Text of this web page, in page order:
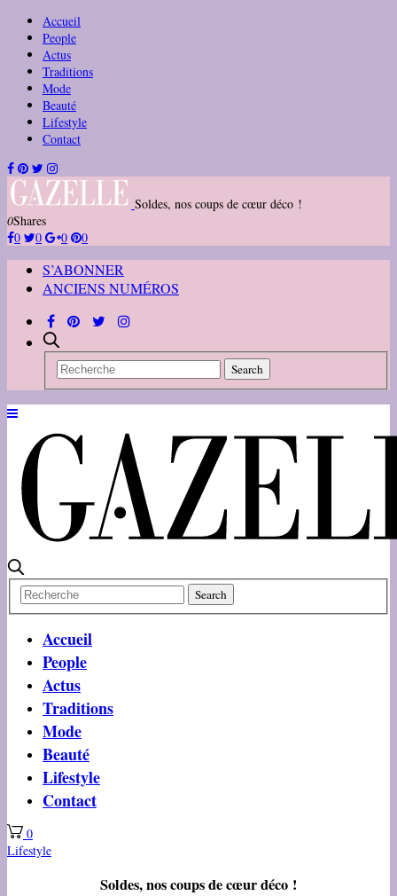
Accueil
People
Actus
Traditions
Mode
Beauté
Lifestyle
Contact
Soldes, nos coups de cœur déco !
0Shares
0
0 0 0
S’ABONNER
ANCIENS NUMÉROS
Accueil
People
Actus
Traditions
Mode
Beauté
Lifestyle
Contact
0
Lifestyle
Soldes, nos coups de cœur déco !